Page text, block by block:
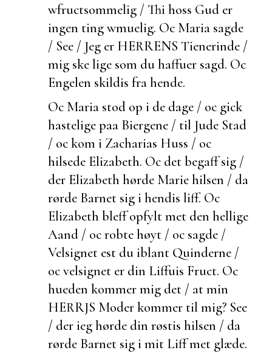
wfructsommelig / Thi hoss Gud er
ingen ting wmuelig. Oc Maria sagde
/ See / Jeg er HERRENS Tienerinde /
mig ske lige som du haffuer sagd. Oc
Engelen skildis fra hende.
Oc Maria stod op i de dage / oc gick
hastelige paa Biergene / til Jude Stad
/ oc kom i Zacharias Huss / oc
hilsede Elizabeth. Oc detbegaff sig /
der Elizabeth hørde Marie hilsen / da
rørde Barnet sig i hendis liff. Oc
Elizabeth bleff opfylt met den hellige
Aand / oc robte høyt / oc sagde /
Velsignet est du iblant Quinderne /
oc velsignet er din Liffuis Fruct. Oc
hueden kommer mig det / at min
HERRJS Moder kommer til mig? See
/ der ieg hørde din røstis hilsen / da
rørde Barnet sig i mit Liff met glæde.